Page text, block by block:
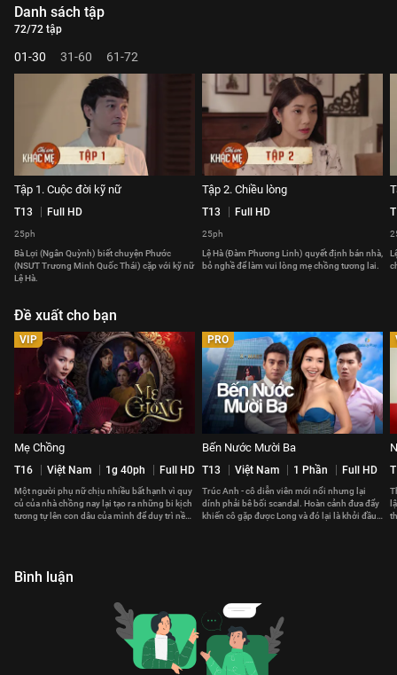
Danh sách tập
72/72 tập
01-30 31-60 61-72
Tập 1. Cuộc đời kỹ nữ
T13 Full HD
25ph
Bà Lợi (Ngân Quỳnh) biết chuyện Phước
(NSƯT Trương Minh Quốc Thái) cặp với kỹ nữ
Lệ Hà.
Tập 2. Chiều lòng
T13 Full HD
25ph
Lệ Hà (Đàm Phương Linh) quyết định bán nhà,
bỏ nghề để làm vui lòng mẹ chồng tương lai.
Đề xuất cho bạn
VIP
Mẹ Chồng
T16 Việt Nam 1g 40ph Full HD
Một người phụ nữ chịu nhiều bất hạnh vì quy
củ của nhà chồng nay lại tạo ra những bi kịch
tương tự lên con dâu của mình để duy trì nền
PRO
Bến Nước Mười Ba
T13 Việt Nam 1 Phần Full HD
Trúc Anh - cô diễn viên mới nổi nhưng lại
dính phải bê bối scandal. Hoàn cảnh đưa đẩy
khiến cô gặp được Long và đó lại là khởi đầu
Bình luận